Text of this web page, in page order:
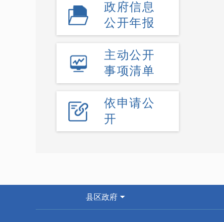
政府信息
公开年报
主动公开
事项清单
依申请公
开
县区政府